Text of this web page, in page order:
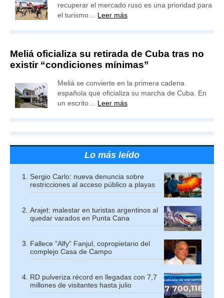
recuperar el mercado ruso es una prioridad para
el turismo… Leer más
Meliá oficializa su retirada de Cuba tras no
existir “condiciones mínimas”
Meliá se convierte en la primera cadena
española que oficializa su marcha de Cuba. En
un escrito… Leer más
Lo más leído
Sergio Carlo: nueva denuncia sobre
restricciones al acceso público a playas
Arajet: malestar en turistas argentinos al
quedar varados en Punta Cana
Fallece “Alfy” Fanjul, copropietario del
complejo Casa de Campo
RD pulveriza récord en llegadas con 7,7
millones de visitantes hasta julio